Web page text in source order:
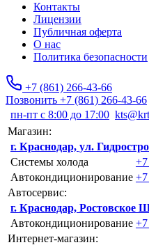
Контакты
Лицензии
Публичная оферта
О нас
Политика безопасности
+7 (861) 266-43-66
Позвонить +7 (861) 266-43-66
пн-пт с 8:00 до 17:00
Магазин:
г. Краснодар, ул.
Системы холода
Автокондиционирование
Автосервис:
г. Краснодар, Ростовское
Автокондиционирование
Интернет-магазин: